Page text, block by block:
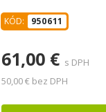
KÓD: 950611
61,00 € s DPH
50,00 € bez DPH